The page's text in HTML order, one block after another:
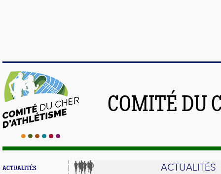
COMITÉ DU
ACTUALITÉS ACTUALITÉS